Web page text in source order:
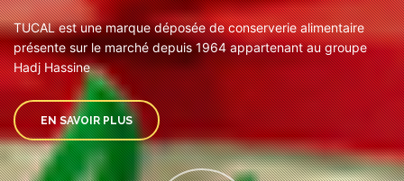
TUCAL est une marque déposée de conserverie alimentaire
présente sur le marché depuis 1964 appartenant au groupe
Hadj Hassine
EN SAVOIR PLUS